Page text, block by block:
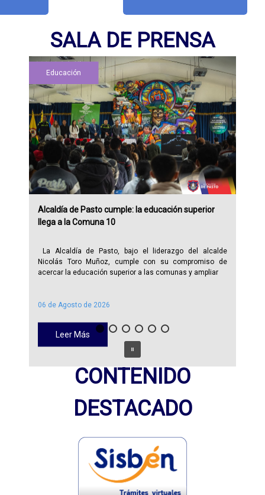
SALA DE PRENSA
06 de Agosto de 2026
Leer Más
Educación
Alcaldía de Pasto cumple: la educación superior
llega a la Comuna 10
La Alcaldía de Pasto, bajo el liderazgo del alcalde
Nicolás Toro Muñoz, cumple con su compromiso de
acercar la educación superior a las comunas y ampliar
CONTENIDO
DESTACADO